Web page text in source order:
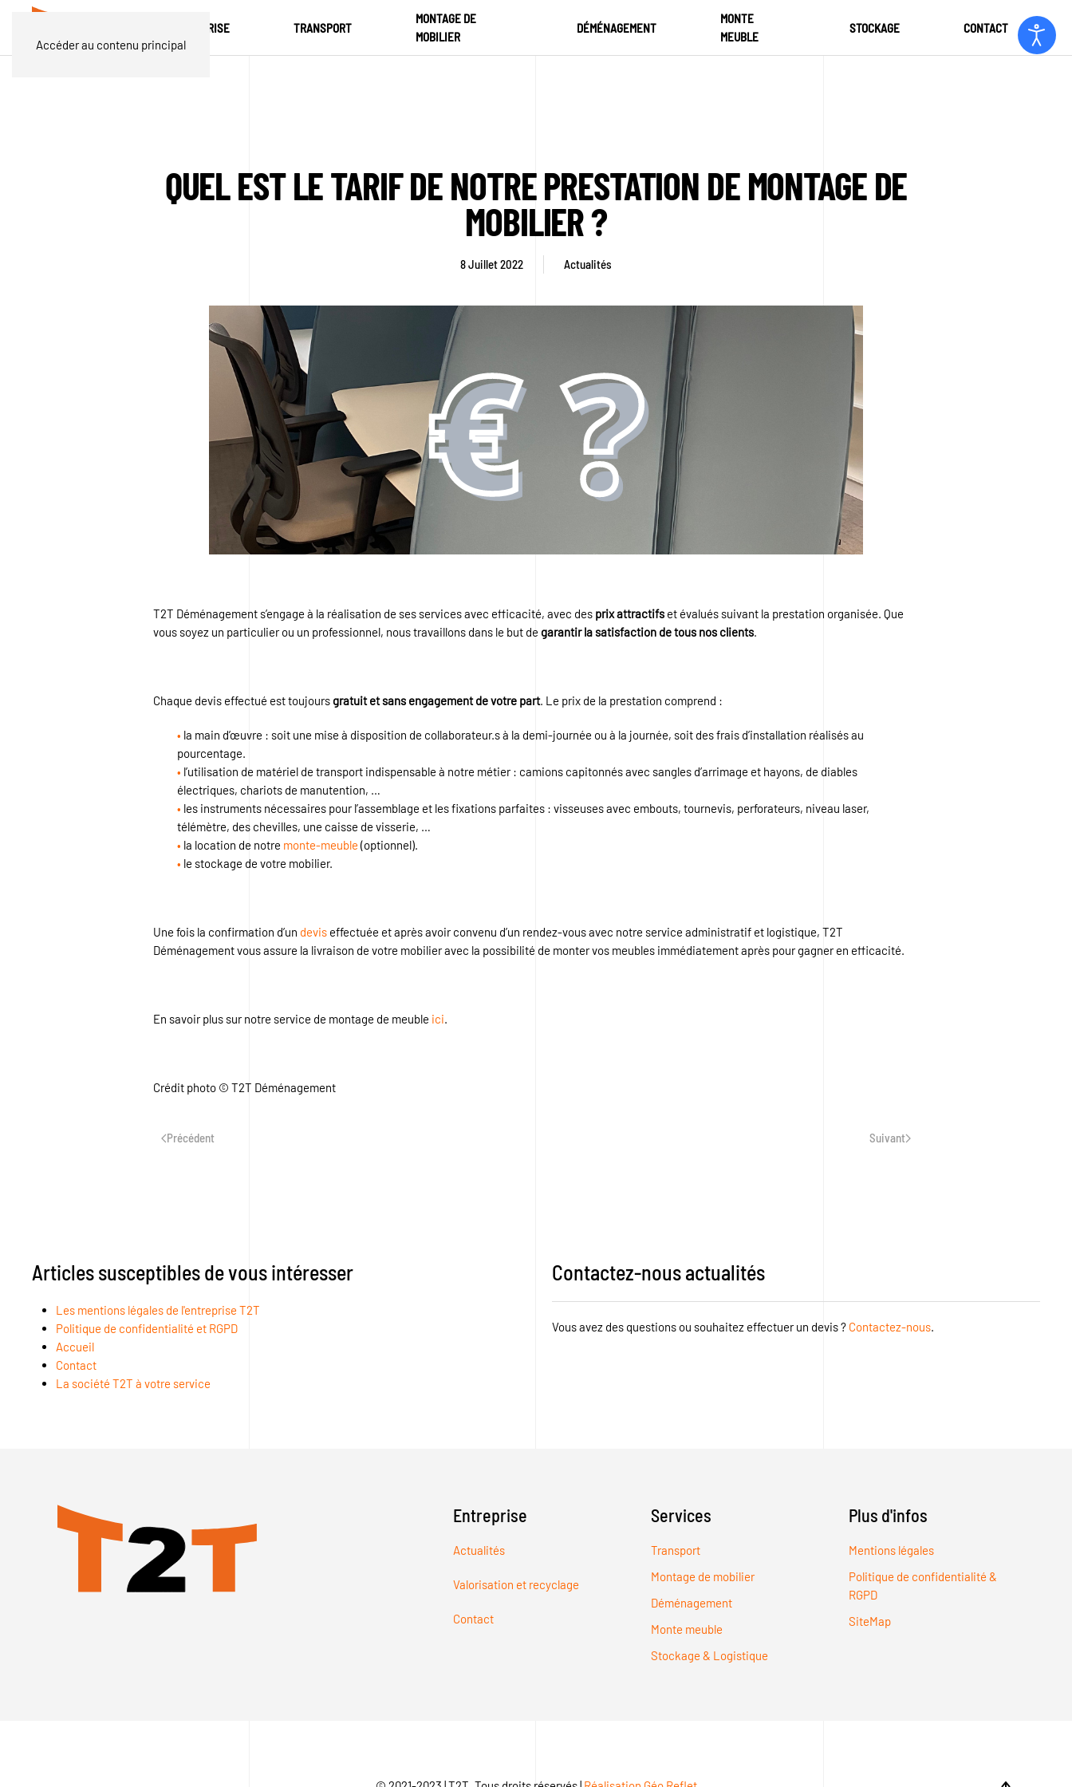
Accéder au contenu principal
L'ENTREPRISE TRANSPORT
MONTAGE DE
MOBILIER
DÉMÉNAGEMENT
MONTE
MEUBLE
STOCKAGE CONTACT
QUEL EST LE TARIF DE NOTRE PRESTATION DE MONTAGE DE
MOBILIER ?
8 Juillet 2022 Actualités
T2T Déménagement s’engage à la réalisation de ses services avec efficacité, avec des prix attractifs et évalués suivant la prestation organisée. Que
vous soyez un particulier ou un professionnel, nous travaillons dans le but de garantir la satisfaction de tous nos clients.
Chaque devis effectué est toujours gratuit et sans engagement de votre part. Le prix de la prestation comprend :
• la main d’œuvre : soit une mise à disposition de collaborateur.s à la demi-journée ou à la journée, soit des frais d’installation réalisés au
pourcentage.
• l’utilisation de matériel de transport indispensable à notre métier : camions capitonnés avec sangles d’arrimage et hayons, de diables
électriques, chariots de manutention, …
• les instruments nécessaires pour l’assemblage et les fixations parfaites : visseuses avec embouts, tournevis, perforateurs, niveau laser,
télémètre, des chevilles, une caisse de visserie, …
• la location de notre monte-meuble (optionnel).
• le stockage de votre mobilier.
Une fois la confirmation d’un devis effectuée et après avoir convenu d’un rendez-vous avec notre service administratif et logistique, T2T
Déménagement vous assure la livraison de votre mobilier avec la possibilité de monter vos meubles immédiatement après pour gagner en efficacité.
En savoir plus sur notre service de montage de meuble ici.
Crédit photo © T2T Déménagement
Précédent Suivant
Articles susceptibles de vous intéresser
Les mentions légales de l'entreprise T2T
Politique de confidentialité et RGPD
Accueil
Contact
La société T2T à votre service
Contactez-nous actualités
Vous avez des questions ou souhaitez effectuer un devis ? Contactez-nous.
Entreprise
Actualités
Valorisation et recyclage
Contact
Services
Transport
Montage de mobilier
Déménagement
Monte meuble
Stockage & Logistique
Plus d'infos
Mentions légales
Politique de confidentialité &
RGPD
SiteMap